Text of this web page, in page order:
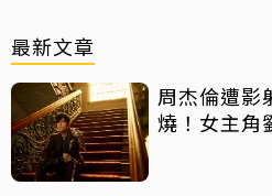
最新文章
周杰倫遭影
燒！女主角